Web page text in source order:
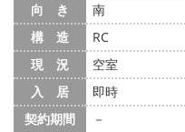
向 き
南
構 造
RC
現 況
空室
入 居
即時
契約期間
－